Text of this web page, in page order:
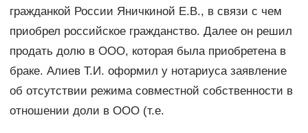
гражданкой России Яничкиной Е.В., в связи с чем
приобрел российское гражданство. Далее он решил
продать долю в ООО, которая была приобретена в
браке. Алиев Т.И. оформил у нотариуса заявление
об отсутствии режима совместной собственности в
отношении доли в ООО (т.е.